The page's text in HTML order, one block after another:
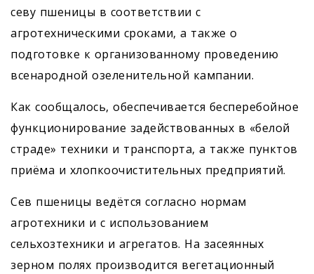
севу пшеницы в соответствии с
агротехническими сроками, а также о
подготовке к организованному проведению
всенародной озеленительной кампании.
Как сообщалось, обеспечивается бесперебойное
функционирование задействованных в «белой
страде» техники и транспорта, а также пунк­тов
приёма и хлопкоочистительных предприятий.
Сев пшеницы ведётся согласно нормам
агротехники и с использованием
сельхозтехники и агрегатов. На засеянных
зерном полях производится вегетационный